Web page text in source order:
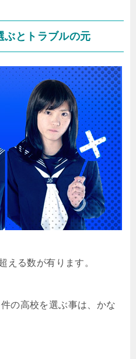
ぶとトラブルの元
える数が有ります。
の高校を選ぶ事は、かな